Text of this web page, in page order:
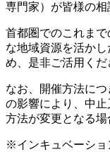
専門家）が皆様の相
首都圏でのこれま
な地域資源を活か
め、是非ご活用くだ
なお、開催方法に
の影響により、中
方法が変更となる場
※インキュベーショ